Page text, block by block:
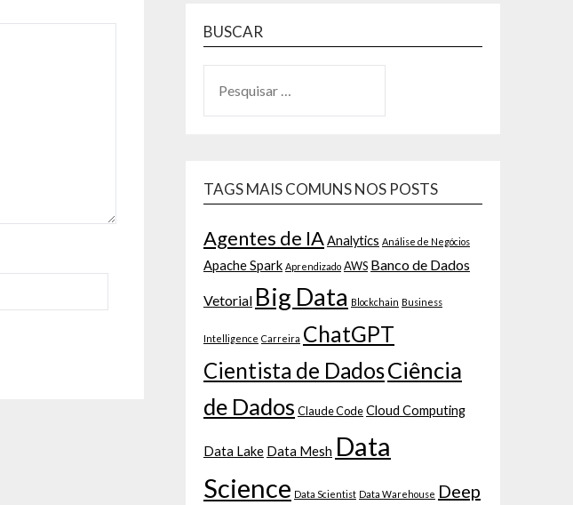
BUSCAR
TAGS MAIS COMUNS NOS POSTS
Agentes de IAAnalytics Análise de Negócios
Apache Spark Aprendizado AWS Banco de Dados
Vetorial Big Data Blockchain Business
Intelligence Carreira ChatGPT
Cientista de DadosCiência
de Dados Claude CodeCloud Computing
Data Lake Data Mesh Data
Science Data Scientist Data Warehouse Deep